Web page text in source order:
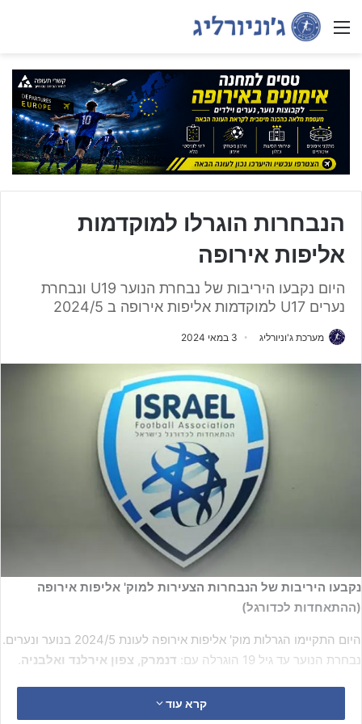
Menu
הנבחרות הוגרלו למוקדמות
אליפות אירופה
היום נקבעו היריבות של נבחרת הנוער U19 ונבחרת
נערים U17 למוקדמות אליפות אירופה ב 2024/5
מערכת ג'וניורליג 3 במאי 2024
נקבעו היריבות של הנבחרות הצעירות למוק' אליפות אירופה
(ההתאחדות לכדורגל)
היום התקיימו הגרלות מוק' אליפות אירופה לעונת 2024/5 בנוער ונערים.
נבחרת הנוער עד גיל 19 הוגרלה עם:
דנמרק, צפון אירלנד ואלבניה
שוויץ, מונטנגרו ומולדובהקרא עוד